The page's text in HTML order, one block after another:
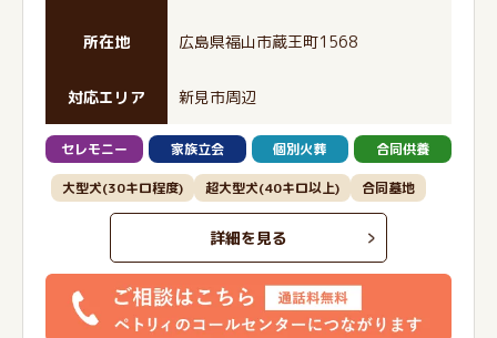
所在地 広島県福山市蔵王町1568
対応エリア 新見市周辺
セレモニー 家族立会 個別火葬 合同供養
大型犬(30キロ程度) 超大型犬(40キロ以上) 合同墓地
詳細を見る